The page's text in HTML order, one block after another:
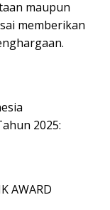
maupun
memberikan
2025:
AWARD